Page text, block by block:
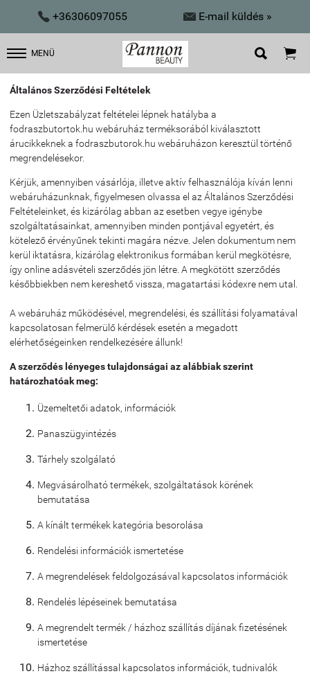
 +36306097055  E-mail küldés »
MENÜ  
Általános Szerződési Feltételek
Ezen Üzletszabályzat feltételei lépnek hatályba a
fodraszbutortok.hu webáruház terméksorából kiválasztott
árucikkeknek a fodraszbutorok.hu webáruházon keresztül történő
megrendelésekor.
Kérjük, amennyiben vásárlója, illetve aktív felhasználója kíván lenni
webáruházunknak, figyelmesen olvassa el az Általános Szerződési
Feltételeinket, és kizárólag abban az esetben vegye igénybe
szolgáltatásainkat, amennyiben minden pontjával egyetért, és
kötelező érvényűnek tekinti magára nézve. Jelen dokumentum nem
kerül iktatásra, kizárólag elektronikus formában kerül megkötésre,
így online adásvételi szerződés jön létre. A megkötött szerződés
későbbiekben nem kereshető vissza, magatartási kódexre nem utal.
A webáruház működésével, megrendelési, és szállítási folyamatával
kapcsolatosan felmerülő kérdések esetén a megadott
elérhetőségeinken rendelkezésére állunk!
A szerződés lényeges tulajdonságai az alábbiak szerint
határozhatóak meg:
Üzemeltetői adatok, információk
Panaszügyintézés
Tárhely szolgálató
Megvásárolható termékek, szolgáltatások körének
bemutatása
A kínált termékek kategória besorolása
Rendelési információk ismertetése
A megrendelések feldolgozásával kapcsolatos információk
Rendelés lépéseinek bemutatása
A megrendelt termék / házhoz szállítás díjának fizetésének
ismertetése
Házhoz szállítással kapcsolatos információk, tudnivalók